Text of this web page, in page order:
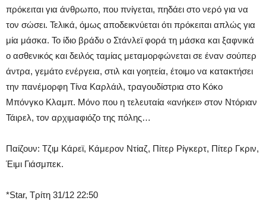
πρόκειται για άνθρωπο, που πνίγεται, πηδάει στο νερό για να
τον σώσει. Τελικά, όμως αποδεικνύεται ότι πρόκειται απλώς για
μία μάσκα. Το ίδιο βράδυ ο Στάνλεϊ φορά τη μάσκα και ξαφνικά
ο ασθενικός και δειλός ταμίας μεταμορφώνεται σε έναν σούπερ
άντρα, γεμάτο ενέργεια, στιλ και γοητεία, έτοιμο να κατακτήσει
την πανέμορφη Τίνα Καρλάιλ, τραγουδίστρια στο Κόκο
Μπόνγκο Κλαμπ. Μόνο που η τελευταία «ανήκει» στον Ντόριαν
Τάιρελ, τον αρχιμαφιόζο της πόλης…
Παίζουν: Τζιμ Κάρεϊ, Κάμερον Ντίαζ, Πίτερ Ρίγκερτ, Πίτερ Γκριν,
Έιμι Γιάσμπεκ.
*Star, Τρίτη 31/12 22:50